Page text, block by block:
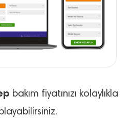
bakım fiyatınızı kolaylıkla